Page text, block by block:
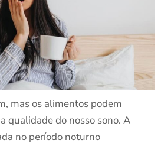
mas os alimentos podem
qualidade do nosso sono. A
no período noturno